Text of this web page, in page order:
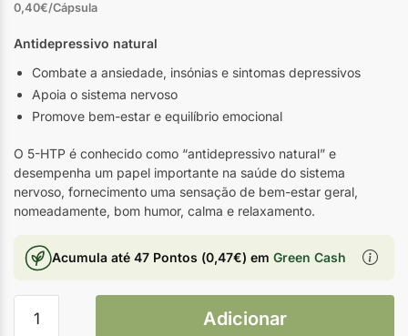
0,40€/Cápsula
Antidepressivo natural
Combate a ansiedade, insónias e sintomas depressivos
Apoia o sistema nervoso
Promove bem-estar e equilíbrio emocional
O 5-HTP é conhecido como “antidepressivo natural” e
desempenha um papel importante na saúde do sistema
nervoso, fornecimento uma sensação de bem-estar geral,
nomeadamente, bom humor, calma e relaxamento.
Acumula até 47 Pontos (0,47€) em Green Cash
Adicionar